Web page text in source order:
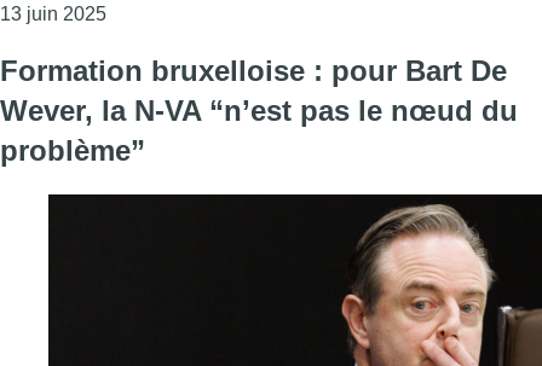
13 juin 2025Consulter l'article "Le MR peut-il se passer de la
Formation bruxelloise : pour Bart De
Wever, la N-VA “n’est pas le nœud du
problème”